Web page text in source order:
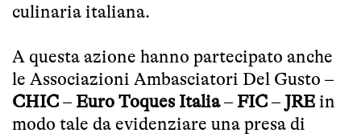
culinaria italiana.
A questa azione hanno partecipato anche
le Associazioni Ambasciatori Del Gusto –
CHIC – Euro Toques Italia– FIC – JRE in
modo tale da evidenziare una presa di